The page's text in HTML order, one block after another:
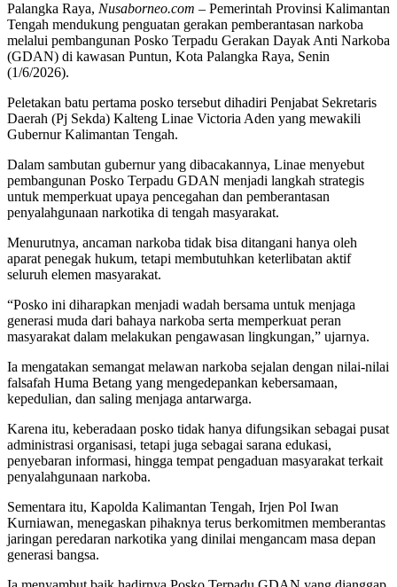
Palangka Raya, Nusaborneo.com – Pemerintah Provinsi Kalimantan
Tengah mendukung penguatan gerakan pemberantasan narkoba
melalui pembangunan Posko Terpadu Gerakan Dayak Anti Narkoba
(GDAN) di kawasan Puntun, Kota Palangka Raya, Senin
(1/6/2026).
Peletakan batu pertama posko tersebut dihadiri Penjabat Sekretaris
Daerah (Pj Sekda) Kalteng Linae Victoria Aden yang mewakili
Gubernur Kalimantan Tengah.
Dalam sambutan gubernur yang dibacakannya, Linae menyebut
pembangunan Posko Terpadu GDAN menjadi langkah strategis
untuk memperkuat upaya pencegahan dan pemberantasan
penyalahgunaan narkotika di tengah masyarakat.
Menurutnya, ancaman narkoba tidak bisa ditangani hanya oleh
aparat penegak hukum, tetapi membutuhkan keterlibatan aktif
seluruh elemen masyarakat.
“Posko ini diharapkan menjadi wadah bersama untuk menjaga
generasi muda dari bahaya narkoba serta memperkuat peran
masyarakat dalam melakukan pengawasan lingkungan,” ujarnya.
Ia mengatakan semangat melawan narkoba sejalan dengan nilai-nilai
falsafah Huma Betang yang mengedepankan kebersamaan,
kepedulian, dan saling menjaga antarwarga.
Karena itu, keberadaan posko tidak hanya difungsikan sebagai pusat
administrasi organisasi, tetapi juga sebagai sarana edukasi,
penyebaran informasi, hingga tempat pengaduan masyarakat terkait
penyalahgunaan narkoba.
Sementara itu, Kapolda Kalimantan Tengah, Irjen Pol Iwan
Kurniawan, menegaskan pihaknya terus berkomitmen memberantas
jaringan peredaran narkotika yang dinilai mengancam masa depan
generasi bangsa.